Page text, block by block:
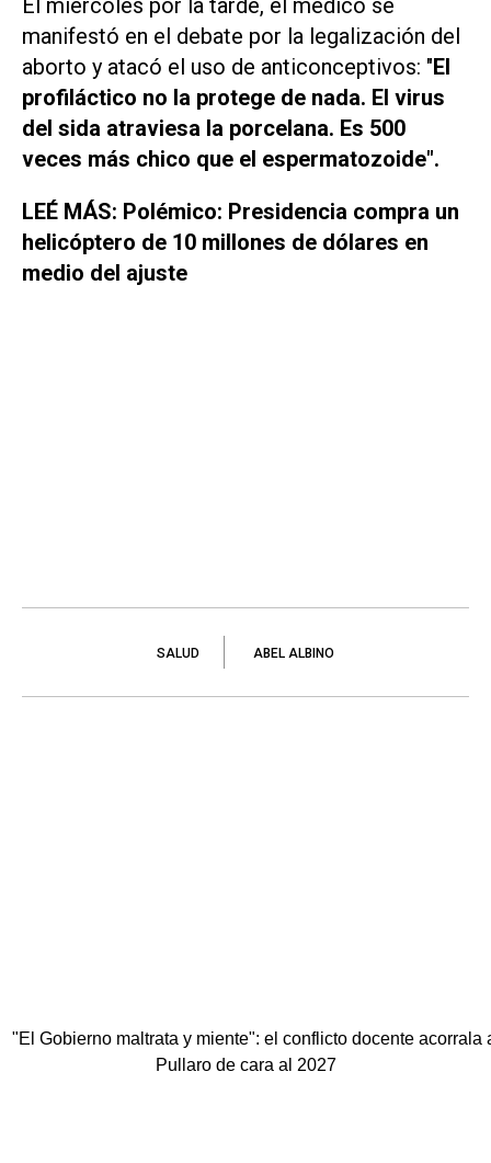
manifestó en el debate por la legalización del
aborto y atacó el uso de anticonceptivos: "El
profiláctico no la protege de nada. El virus
del sida atraviesa la porcelana. Es 500
veces más chico que el espermatozoide".
LEÉ MÁS: Polémico: Presidencia compra un
helicóptero de 10 millones de dólares en
medio del ajuste
SALUD ABEL ALBINO